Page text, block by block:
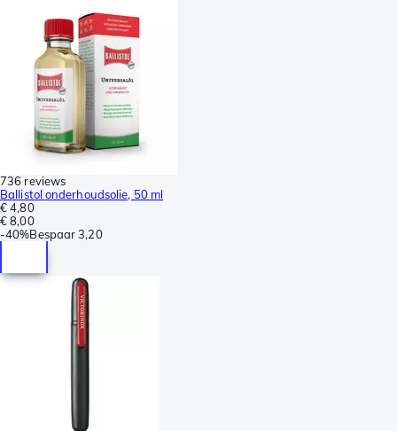
736 reviews
Ballistol onderhoudsolie, 50 ml
€ 4,80
€ 8,00
-40%Bespaar 3,20